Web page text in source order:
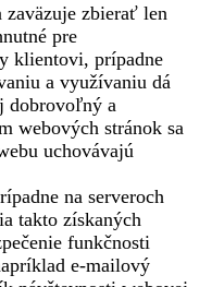
zaväzuje zbierať len
pre
klientovi, prípadne
a využívaniu dá
dobrovoľný a
webových stránok sa
uchovávajú
na serveroch
takto získaných
funkčnosti
e-mailový